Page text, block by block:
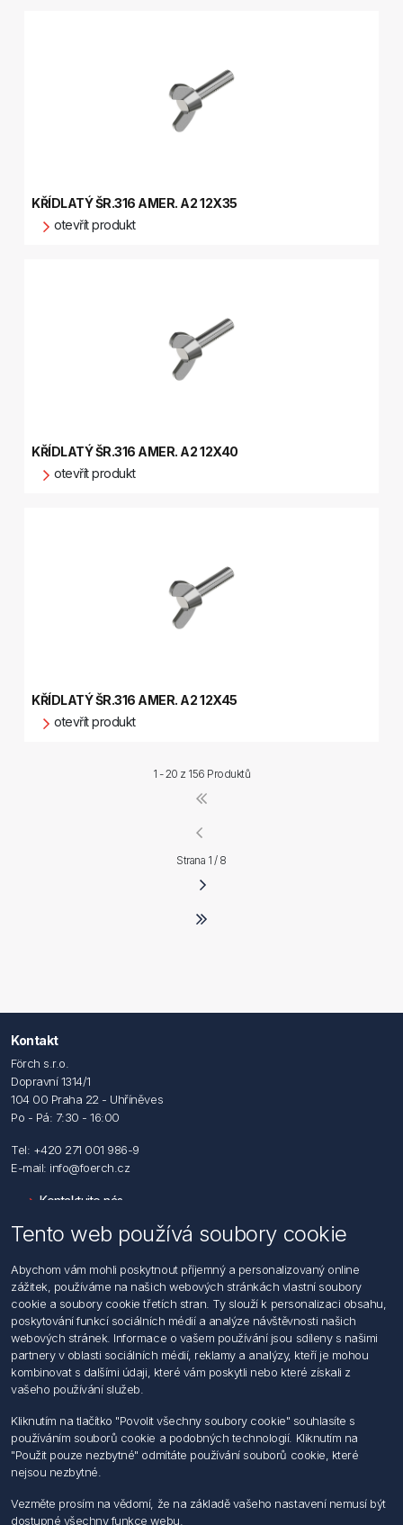
KŘÍDLATÝ ŠR.316 AMER. A2 12X35
otevřít produkt
KŘÍDLATÝ ŠR.316 AMER. A2 12X40
otevřít produkt
KŘÍDLATÝ ŠR.316 AMER. A2 12X45
otevřít produkt
1 - 20 z 156 Produktů
Strana 1 / 8
Kontakt
Förch s.r.o.
Dopravní 1314/1
104 00 Praha 22 - Uhříněves
Po - Pá: 7:30 - 16:00
Tel: +420 271 001 986-9
E-mail: info@foerch.cz
Kontaktujte nás
Hledat
Dodržování předpisů
Zásady zpracování osobních údajů fyzických osob
Podmínky zasílání elektronických dokumentu
Všeobecné dodací a obchodní podmínky
Informace o nakládaní s elektroodpadem
Můj účet
Můj účet
Objednávky
Adresy
Tento web používá soubory cookie
Abychom vám mohli poskytnout příjemný a personalizovaný online
zážitek, používáme na našich webových stránkách vlastní soubory
cookie a soubory cookie třetích stran. Ty slouží k personalizaci obsahu,
poskytování funkcí sociálních médií a analýze návštěvnosti našich
webových stránek. Informace o vašem používání jsou sdíleny s našimi
partnery v oblasti sociálních médií, reklamy a analýzy, kteří je mohou
kombinovat s dalšími údaji, které vám poskytli nebo které získali z
vašeho používání služeb.
Kliknutím na tlačítko "Povolit všechny soubory cookie" souhlasíte s
používáním souborů cookie a podobných technologií. Kliknutím na
"Použit pouze nezbytné" odmítáte používání souborů cookie, které
nejsou nezbytné.
Vezměte prosím na vědomí, že na základě vašeho nastavení nemusí být
dostupné všechny funkce webu.